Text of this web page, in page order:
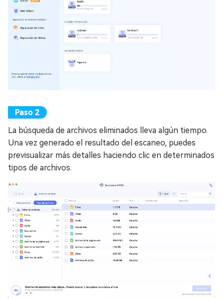
La búsqueda de archivos eliminados lleva algún tiempo.
Una vez generado el resultado del escaneo, puedes
previsualizar más detalles haciendo clic en determinados
tipos de archivos.